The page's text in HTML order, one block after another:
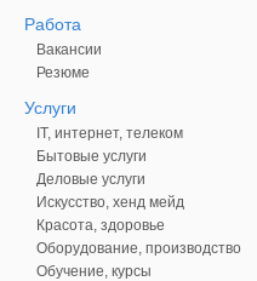
Работа
Вакансии
Резюме
Услуги
IT, интернет, телеком
Бытовые услуги
Деловые услуги
Искусство, хенд мейд
Красота, здоровье
Оборудование, производство
Обучение, курсы